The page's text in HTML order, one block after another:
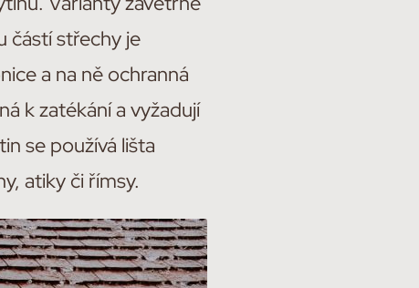
částí střechy je
a na ně ochranná
k zatékání a vyžadují
se používá lišta
atiky či římsy.